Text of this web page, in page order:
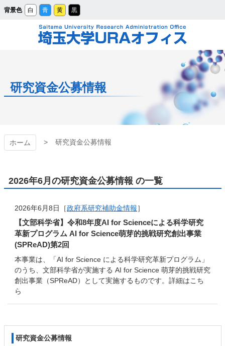
メ
イ
背景色 白 青 黄 黒
ス
研究資金公募情報
ホーム 研究資金公募情報
2026年6月の研究資金公募情報 の一覧
2026年6月8日［政府系研究補助金情報］
【文部科学省】令和8年度AI for Scienceによる科学研究
革新プログラム AI for Science萌芽的挑戦研究創出事業
(SPReAD)第2回
本事業は、「AI for Science による科学研究革新プログラム」
のうち、文部科学省が実施する AI for Science 萌芽的挑戦研究
創出事業（SPReAD）として実施するものです。詳細はこち
ら
研究資金公募情報